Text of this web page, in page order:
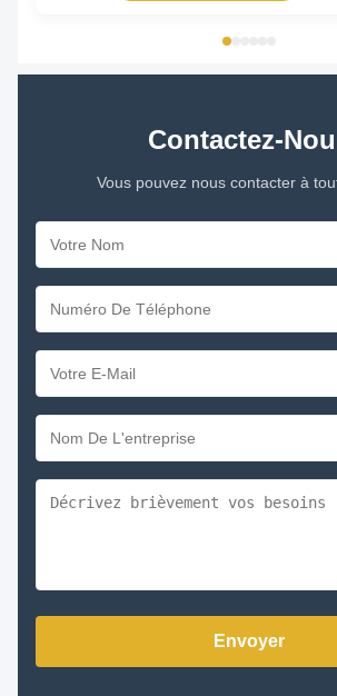
Contactez-
Vous pouvez nous contacter à
Envoyer